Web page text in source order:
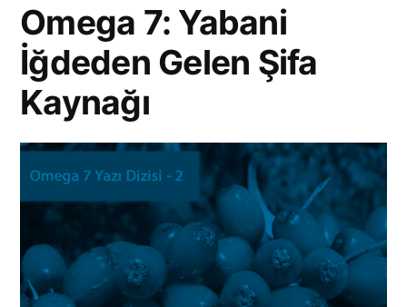
Omega 7: Yabani
İğdeden Gelen Şifa
Kaynağı